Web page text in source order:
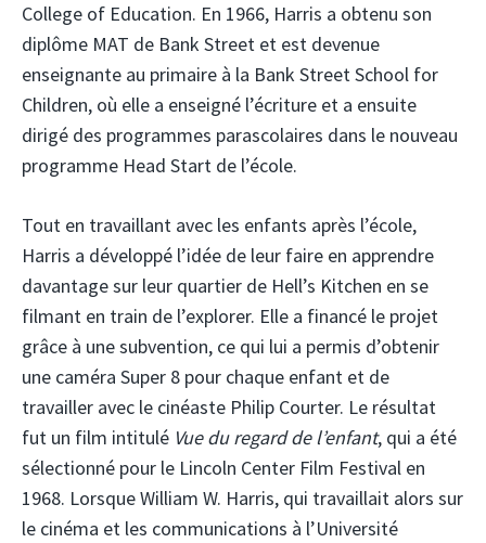
College of Education. En 1966, Harris a obtenu son
diplôme MAT de Bank Street et est devenue
enseignante au primaire à la Bank Street School for
Children, où elle a enseigné l’écriture et a ensuite
dirigé des programmes parascolaires dans le nouveau
programme Head Start de l’école.
Tout en travaillant avec les enfants après l’école,
Harris a développé l’idée de leur faire en apprendre
davantage sur leur quartier de Hell’s Kitchen en se
filmant en train de l’explorer. Elle a financé le projet
grâce à une subvention, ce qui lui a permis d’obtenir
une caméra Super 8 pour chaque enfant et de
travailler avec le cinéaste Philip Courter. Le résultat
fut un film intitulé Vue du regard de l’enfant, qui a été
sélectionné pour le Lincoln Center Film Festival en
1968. Lorsque William W. Harris, qui travaillait alors sur
le cinéma et les communications à l’Université